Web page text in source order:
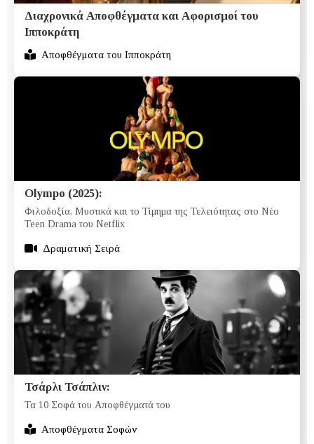
Διαχρονικά Αποφθέγματα και Αφορισμοί του
Ιπποκράτη
Αποφθέγματα του Ιπποκράτη
Olympo (2025):
Φιλοδοξία, Μυστικά και το Τίμημα της Τελειότητας στο Νέο
Teen Drama του Netflix
Δραματική Σειρά
Τσάρλι Τσάπλιν:
Τα 10 Σοφά του Αποφθέγματά του
Αποφθέγματα Σοφών